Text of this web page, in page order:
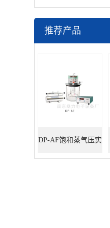
推荐产品
DP-AF饱和蒸气压实